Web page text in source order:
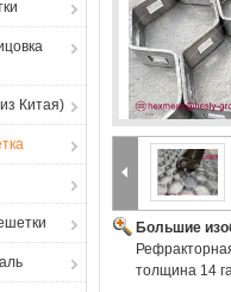
Китая)
Большие
толщина 14